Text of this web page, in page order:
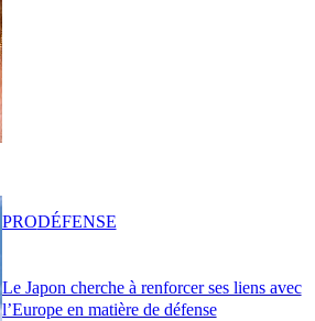
Le Japon cherche à renforcer ses liens avec
l’Europe en matière de défense
PRODÉFENSE